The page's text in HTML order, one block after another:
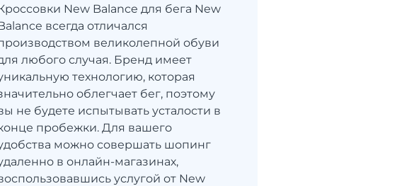
New Balance для бега New
всегда отличался
великолепной обуви
любого случая. Бренд имеет
технологию, которая
облегчает бег, поэтому
не будете испытывать усталости в
пробежки. Для вашего
можно совершать шопинг
в онлайн-магазинах,
услугой от New